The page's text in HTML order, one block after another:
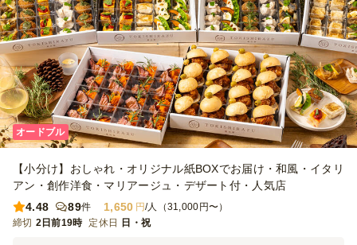
オードブル
【小分け】おしゃれ・オリジナル紙BOXでお届け・和風・イタリ
アン・創作洋食・マリアージュ・デザート付・人気店
4.48
89件 1,650 円/人（31,000円〜）
締切 2日前19時 定休日 日・祝